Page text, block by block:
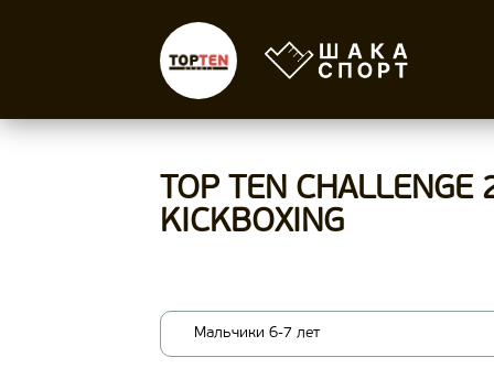
TOP TEN
KICKBOXING
Мальчики 6-7 лет